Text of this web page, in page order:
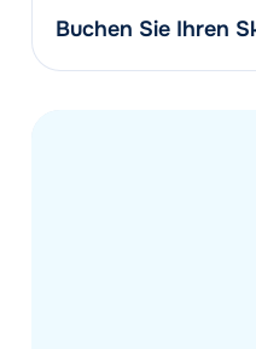
Buchen Sie Ihren